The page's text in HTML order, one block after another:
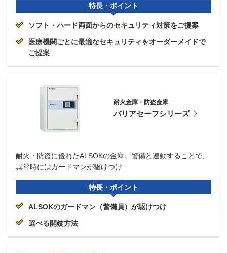
特長・ポイント
ソフト・ハード両面からのセキュリティ対策をご提案
医療機関ごとに最適なセキュリティをオーダーメイドで
ご提案
耐火金庫・防盗金庫
バリアセーフシリーズ
耐火・防盗に優れたALSOKの金庫。警備と連動することで、
異常時にはガードマンが駆けつけ
特長・ポイント
ALSOKのガードマン（警備員）が駆けつけ
選べる開錠方法